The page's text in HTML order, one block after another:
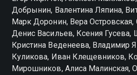
Добрынин, Валентина Ляпина,
Марк Доронин, Вера Островская,
Денис Васильев, Ксения Гусева,
Кристина Веденеева, Владимир
Куликова, Иван Клещевников,
Мирошников, Алиса Малинская,